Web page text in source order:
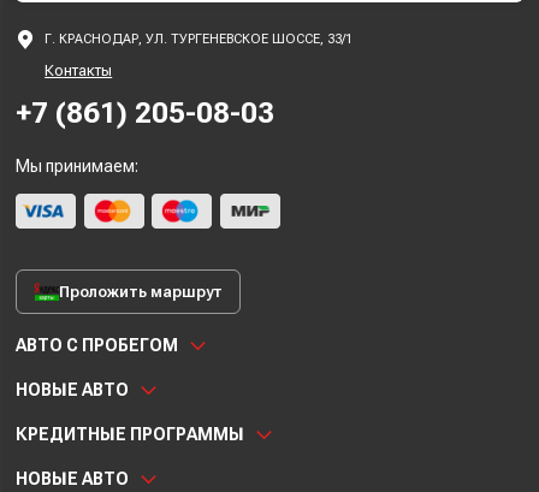
Г. КРАСНОДАР, УЛ. ТУРГЕНЕВСКОЕ ШОССЕ, 33/1
Контакты
+7 (861) 205-08-03
Мы принимаем:
Проложить маршрут
АВТО С ПРОБЕГОМ
НОВЫЕ АВТО
КРЕДИТНЫЕ ПРОГРАММЫ
НОВЫЕ АВТО